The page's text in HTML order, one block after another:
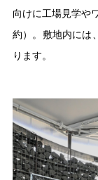
向けに工場見学や
約）。敷地内には
ります。